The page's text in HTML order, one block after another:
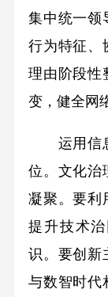
集中统一领
行为特征、
理由阶段性
变，健全网
运用信息
位。文化治
凝聚。要利
提升技术
识。要创新
与数智时代